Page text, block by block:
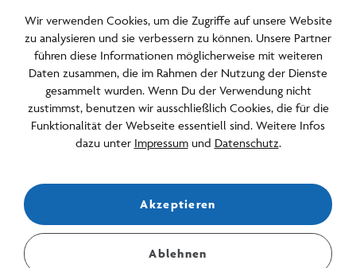
Newsletter & Archiv
Anfahrt & Parken
Jobs
Barrierefreiheit
Bleiben Sie über Events, Angebote und Aktuelles informiert.
E-Mail Adresse für den Newsletter
Wir verwenden Cookies, um die Zugriffe auf unsere Website
zu analysieren und sie verbessern zu können. Unsere Partner
führen diese Informationen möglicherweise mit weiteren
Daten zusammen, die im Rahmen der Nutzung der Dienste
gesammelt wurden. Wenn Du der Verwendung nicht
zustimmst, benutzen wir ausschließlich Cookies, die für die
Funktionalität der Webseite essentiell sind. Weitere Infos
dazu unter Impressumund Datenschutz.
Akzeptieren
Ablehnen
Stelle mir eine Frage...